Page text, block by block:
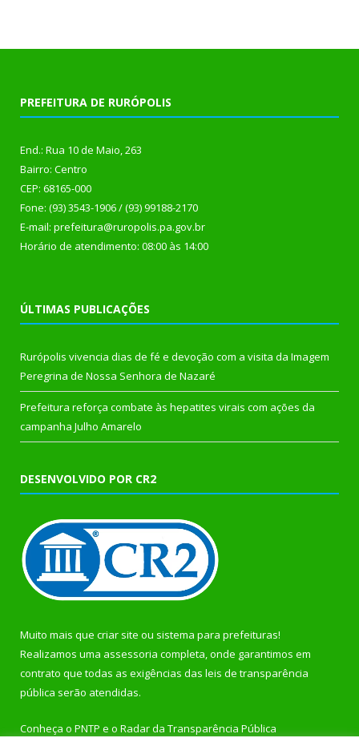
PREFEITURA DE RURÓPOLIS
End.: Rua 10 de Maio, 263
Bairro: Centro
CEP: 68165-000
Fone: (93) 3543-1906 / (93) 99188-2170
E-mail: prefeitura@ruropolis.pa.gov.br
Horário de atendimento: 08:00 às 14:00
ÚLTIMAS PUBLICAÇÕES
Rurópolis vivencia dias de fé e devoção com a visita da Imagem
Peregrina de Nossa Senhora de Nazaré
Prefeitura reforça combate às hepatites virais com ações da
campanha Julho Amarelo
DESENVOLVIDO POR CR2
Muito mais que criar site ou sistema para prefeituras!
Realizamos uma assessoria completa, onde garantimos em
contrato que todas as exigências das leis de transparência
pública serão atendidas.
Conheça o PNTP e o Radar da Transparência Pública